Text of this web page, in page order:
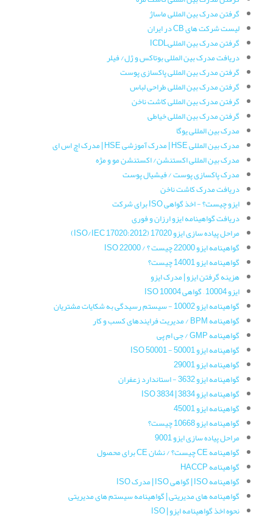
گرفتن مدرک بین المللی ماساژ
لیست شرکت های CB در ایران
گرفتن مدرک بین المللیICDL
دریافت مدرک بین المللی بوتاکس و ژل/ فیلر
گرفتن مدرک بین المللی پاکسازی پوست
گرفتن مدرک بین المللی طراحی لباس
گرفتن مدرک بین المللی کاشت ناخن
گرفتن مدرک بین المللی خیاطی
مدرک بین المللی یوگا
مدرک بین المللی HSE | مدرک آموزشی HSE | مدرک اچ اس ای
مدرک بین المللی اکستنشن/ اکستنشن مو و مژه
مدرک پاکسازی پوست / فیشیال پوست
دریافت مدرک کاشت ناخن
ایزو چیست؟ - اخذ گواهی ISO برای شرکت
دریافت گواهینامه ایزو ارزان و فوری
مراحل پیاده سازی ایزو 17020 (ISO/IEC 17020:2012)
گواهینامه ایزو 22000 چیست ؟ / ISO 22000
گواهینامه ایزو 14001 چیست؟
هزینه گرفتن ایزو | مدرک ایزو
ایزو 10004 – گواهی ISO 10004
گواهینامه‌ ایزو 10002 - سیستم رسیدگی به شکایات مشتریان
گواهینامه‌ BPM / مدیریت فرایندهای کسب و کار
گواهینامه‌ GMP / جی ام پی
گواهینامه ایزو 50001 - ISO 50001
گواهینامه‌ ایزو 29001
گواهینامه ایزو 3632 - استاندارد زعفران
گواهینامه‌ ایزو 3834 | ISO 3834
گواهینامه ایزو 45001
گواهینامه ایزو 10668 چیست؟
مراحل پیاده سازی ایزو 9001
گواهینامه CE چیست؟ / نشان CE برای محصول
گواهینامه HACCP
گواهینامه ISO | گواهی ISO | مدرک ISO
گواهینامه های مدیریتی | گواهینامه سیستم های مدیریتی
نحوه اخذ گواهینامه ایزو | ISO